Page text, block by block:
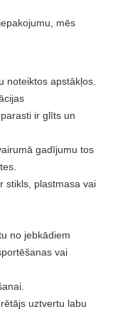
mēs
noteiktos apstākļos.
ir glīts un
gadījumu tos
stikls, plastmasa vai
no jebkādiem
vai
uztvertu labu